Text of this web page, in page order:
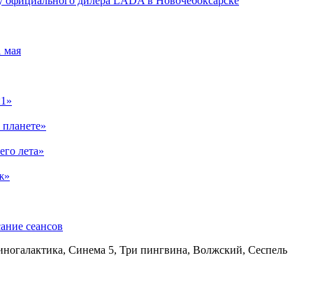
мая
лета»
сеансов
Синема 5, Три пингвина, Волжский, Сеспель